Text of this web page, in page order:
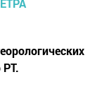
РТ.